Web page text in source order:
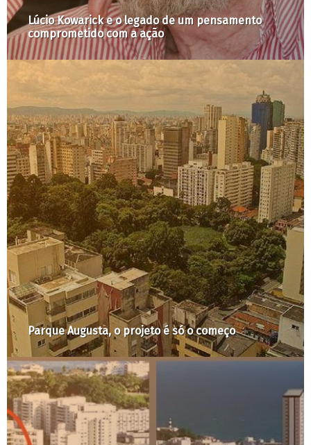
A Cidade é Nossa com Raquel Rolnik #36:
Medidas da fase emergencial não amenizam
risco no transporte
A colonização do território virtual e o trágico
exemplo das eleições